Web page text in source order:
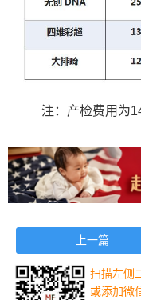
注：产检费用为14
上一篇
扫描左侧
或添加微